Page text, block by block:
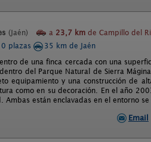
(Jaén) a 23,7 km de Campillo del
plazas
35 km de Jaén
de una finca cercada con una
del Parque Natural de Sierra
equipamiento y una construcción de
como en su decoración. En el año
Ambas están enclavadas en el entorno
Email